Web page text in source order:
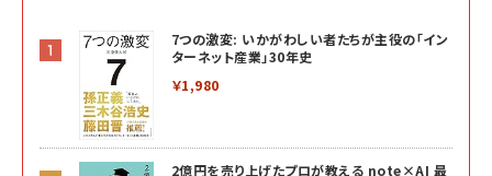
7つの激変: いかがわしい者たちが主役の「イン
ターネット産業」30年史
￥1,980
2億円を売り上げたプロが教える note×AI 最